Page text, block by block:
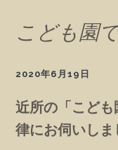
こども園
2020年6月19日
近所の「こど
律にお伺いしま